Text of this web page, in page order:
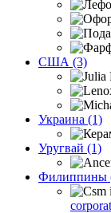
США (3)
Украина (1)
Уругвай (1)
Филиппины